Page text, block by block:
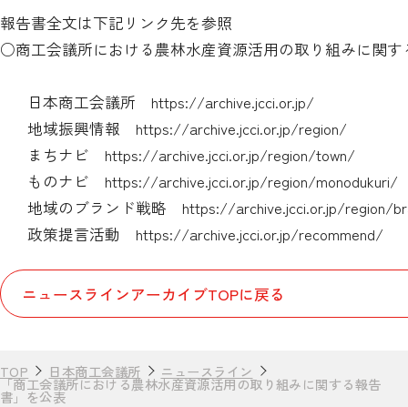
報告書全文は下記リンク先を参照
○商工会議所における農林水産資源活用の取り組みに関す
日本商工会議所 https://archive.jcci.or.jp/
地域振興情報 https://archive.jcci.or.jp/region/
まちナビ https://archive.jcci.or.jp/region/town/
ものナビ https://archive.jcci.or.jp/region/monodukuri/
地域のブランド戦略 https://archive.jcci.or.jp/region/
政策提言活動 https://archive.jcci.or.jp/recommend/
ニュースラインアーカイブTOPに戻る
TOP 日本商工会議所 ニュースライン
「商工会議所における農林水産資源活用の取り組みに関する報告
書」を公表